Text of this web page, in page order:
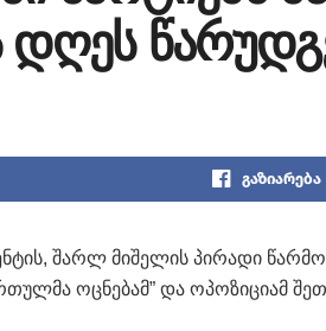
დღეს
გაზიარება
შარლ მიშელის პირადი
ოცნებამ” და ოპოზიციამ